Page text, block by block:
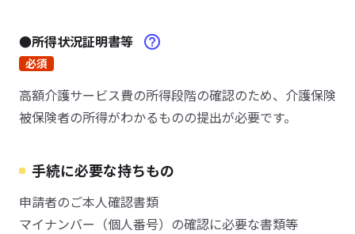
●所得状況証明書等
必須
高額介護サービス費の所得段階の確認のため、介護保険
被保険者の所得がわかるものの提出が必要です。
手続に必要な持ちもの
申請者のご本人確認書類
マイナンバー（個人番号）の確認に必要な書類等